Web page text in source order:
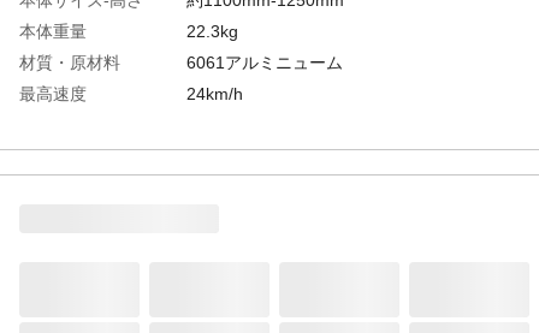
本体重量
22.3kg
材質・原材料
6061アルミニューム
最高速度
24km/h
バッテリー容量
48V/7.8Ah